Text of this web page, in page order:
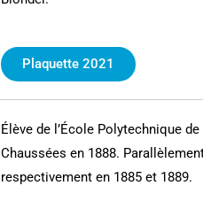
Plaquette 2021
Élève de l’École Polytechnique
Chaussées en 1888.
respectivement en 1885 et 1889.